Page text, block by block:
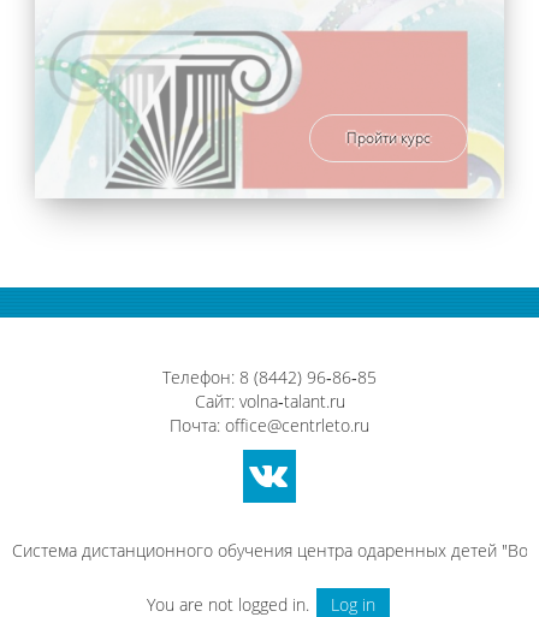
Пройти курс
Телефон: 8 (8442) 96‑86‑85
Сайт: volna‑talant.ru
Почта: office@centrleto.ru
Система дистанционного обучения центра одаренных детей
You are not logged in. Log in